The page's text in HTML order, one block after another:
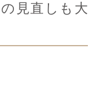
見直しも大